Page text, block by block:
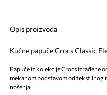
Opis proizvoda
Kućne papuče Crocs Classic
Papuče iz kolekcije Crocs izrađene
mekanom podstavom od tekstilnog
nošenja.